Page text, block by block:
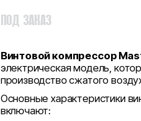
ПОД ЗАКАЗ
Винтовой компрессор
электрическая модель,
производство сжатого
Основные характеристики
включают: